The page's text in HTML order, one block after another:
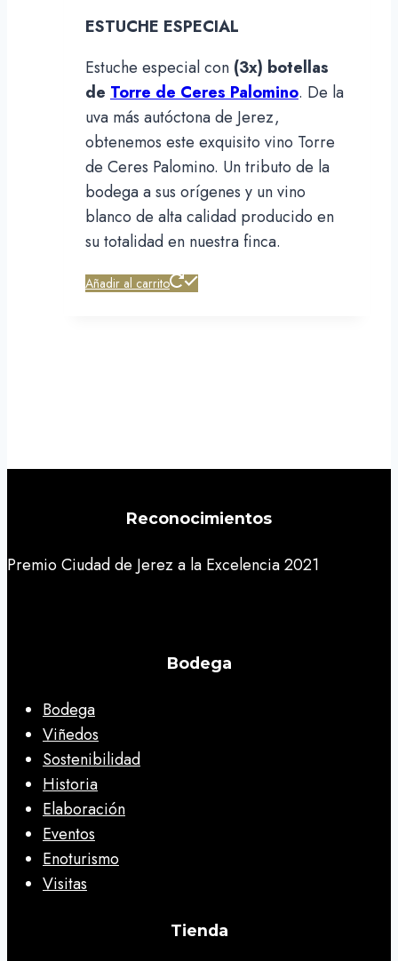
ESTUCHE ESPECIAL
Estuche especial con (3x) botellas
de Torre de Ceres Palomino. De la
uva más autóctona de Jerez,
obtenemos este exquisito vino Torre
de Ceres Palomino. Un tributo de la
bodega a sus orígenes y un vino
blanco de alta calidad producido en
su totalidad en nuestra finca.
Añadir al carrito
Reconocimientos
Premio Ciudad de Jerez a la Excelencia 2021
Bodega
Bodega
Viñedos
Sostenibilidad
Historia
Elaboración
Eventos
Enoturismo
Visitas
Tienda